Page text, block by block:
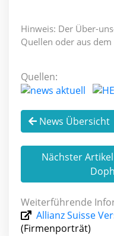
Hinweis: Der Über-
Quellen oder aus
Quellen:
News Übersicht
Nächster
Weiterführende
Allianz Suisse
(Firmenporträt)